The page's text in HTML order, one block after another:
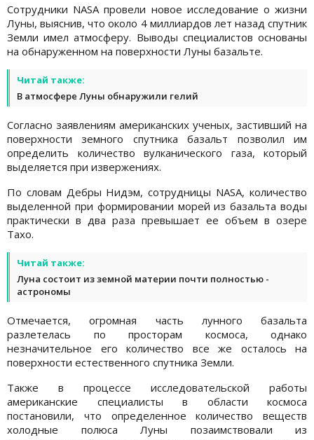
Сотрудники NASA провели новое исследование о жизни
Луны, выяснив, что около 4 миллиардов лет назад спутник
Земли имел атмосферу. Выводы специалистов основаны
на обнаруженном на поверхности Луны базальте.
Читай также:
В атмосфере Луны обнаружили гелий
Согласно заявлениям американских ученых, застивший на
поверхности земного спутника базальт позволил им
определить количество вулканического газа, который
выделяется при извержениях.
По словам Дебры Нидэм, сотрудницы NASA, количество
выделенной при формировании морей из базальта воды
практически в два раза превышает ее объем в озере
Тахо.
Читай также:
Луна состоит из земной материи почти полностью -
астрономы
Отмечается, огромная часть лунного базальта
разлетелась по просторам космоса, однако
незначительное его количество все же осталось на
поверхности естественного спутника Земли.
Также в процессе исследовательской работы
американские специалисты в области космоса
постановили, что определенное количество веществ
холодные полюса Луны позаимствовали из